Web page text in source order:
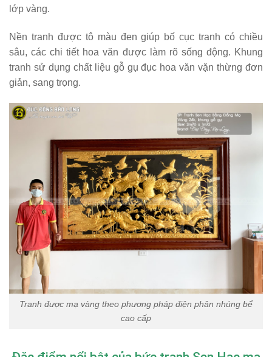
lớp vàng.
Nền tranh được tô màu đen giúp bố cục tranh có chiều
sâu, các chi tiết hoa văn được làm rõ sống động. Khung
tranh sử dụng chất liệu gỗ gụ đục hoa văn vặn thừng đơn
giản, sang trọng.
Tranh được mạ vàng theo phương pháp điện phân nhúng bể
cao cấp